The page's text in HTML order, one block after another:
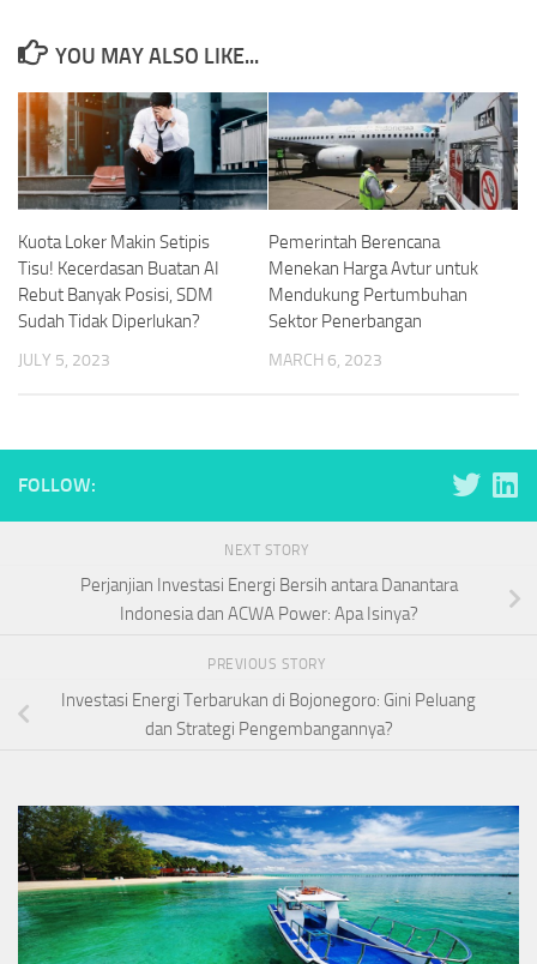
YOU MAY ALSO LIKE...
Kuota Loker Makin Setipis
Tisu! Kecerdasan Buatan AI
Rebut Banyak Posisi, SDM
Sudah Tidak Diperlukan?
JULY 5, 2023
Pemerintah Berencana
Menekan Harga Avtur untuk
Mendukung Pertumbuhan
Sektor Penerbangan
MARCH 6, 2023
FOLLOW:
NEXT STORY
Perjanjian Investasi Energi Bersih antara Danantara
Indonesia dan ACWA Power: Apa Isinya?
PREVIOUS STORY
Investasi Energi Terbarukan di Bojonegoro: Gini Peluang
dan Strategi Pengembangannya?